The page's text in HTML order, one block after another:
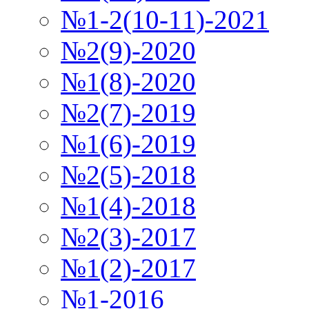
№1-2(10-11)-2021
№2(9)-2020
№1(8)-2020
№2(7)-2019
№1(6)-2019
№2(5)-2018
№1(4)-2018
№2(3)-2017
№1(2)-2017
№1-2016